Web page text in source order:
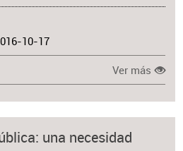
10-17
Ver más
una necesidad